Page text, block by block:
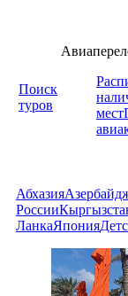
Поиск
туров
мест
Абхазия
России
ЛанкаЯпония